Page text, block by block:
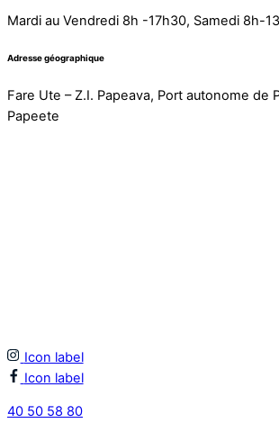
Mardi au Vendredi 8h -17h30, Samedi 8h-
Adresse géographique
Fare Ute – Z.I. Papeava, Port autonome de
Papeete
Icon label
Icon label
40 50 58 80